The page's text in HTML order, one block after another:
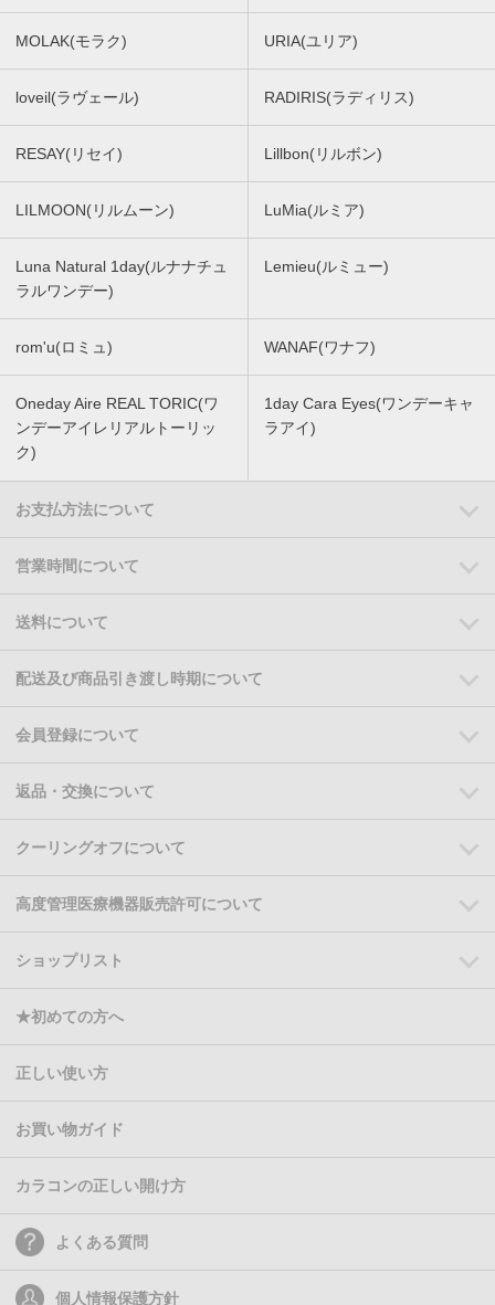
MOLAK(モラク) URIA(ユリア)
loveil(ラヴェール) RADIRIS(ラディリス)
RESAY(リセイ) Lillbon(リルボン)
LILMOON(リルムーン) LuMia(ルミア)
Luna Natural 1day(ルナナチュ
ラルワンデー)
Lemieu(ルミュー)
rom'u(ロミュ) WANAF(ワナフ)
Oneday Aire REAL TORIC(ワ
ンデーアイレリアルトーリッ
ク)
1day Cara Eyes(ワンデーキャ
ラアイ)
お支払方法について
営業時間について
送料について
配送及び商品引き渡し時期について
会員登録について
返品・交換について
クーリングオフについて
高度管理医療機器販売許可について
ショップリスト
★初めての方へ
正しい使い方
お買い物ガイド
カラコンの正しい開け方
よくある質問
個人情報保護方針